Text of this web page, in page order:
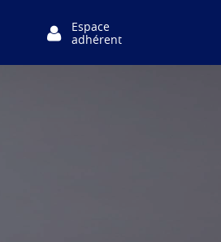
Espace
adhérent